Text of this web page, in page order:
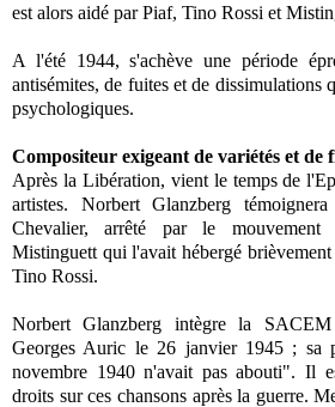
est alors aidé par Piaf, Tino Rossi et
A l'été 1944, s'achève une période
antisémites, de fuites et de dissimulations
psychologiques.
Compositeur exigeant de variétés et de
Après la Libération, vient le temps de
artistes. Norbert Glanzberg
Chevalier, arrêté par le mouvement
Mistinguett qui l'avait hébergé brièvement
Tino Rossi.
Norbert Glanzberg intègre la
Georges Auric le 26 janvier 1945 ; sa
novembre 1940 n'avait pas abouti". Il
droits sur ces chansons après la guerre.